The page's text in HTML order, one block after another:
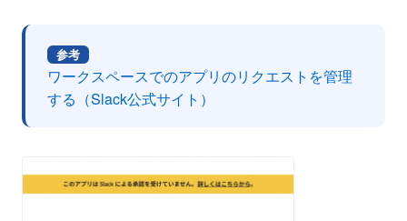
参考
ワークスペースでのアプリのリクエストを管理
する（Slack公式サイト）